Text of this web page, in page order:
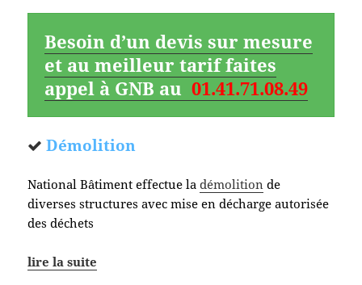
Besoin d’un devis sur mesure
et au meilleur tarif faites
appel à GNB au01.41.71.08.49
Démolition
National Bâtiment effectue ladémolition de
diverses structures avec mise en décharge autorisée
des déchets
lire la suite